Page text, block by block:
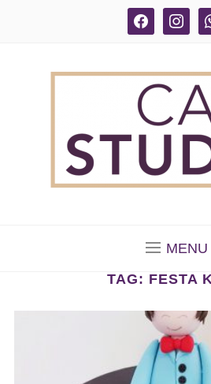
facebook instagram
MENU
TAG: FESTA